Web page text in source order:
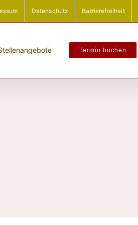
Datenschutz Barrierefreiheit
Termin buchen